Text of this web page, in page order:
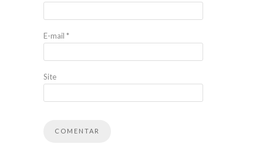
E-mail *
Site